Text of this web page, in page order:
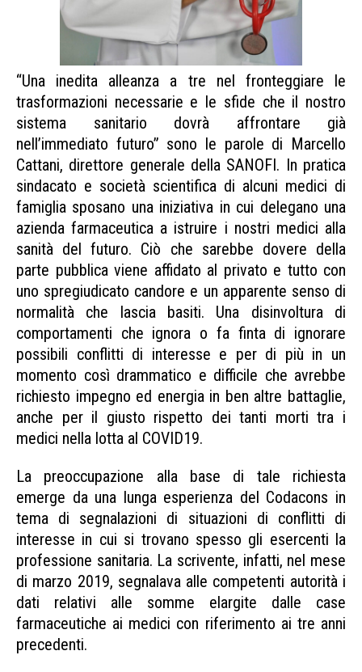
“Una inedita alleanza a tre nel fronteggiare le
trasformazioni necessarie e le sfide che il nostro
sistema sanitario dovrà affrontare già
nell’immediato futuro” sono le parole di Marcello
Cattani, direttore generale della SANOFI. In pratica
sindacato e società scientifica di alcuni medici di
famiglia sposano una iniziativa in cui delegano una
azienda farmaceutica a istruire i nostri medici alla
sanità del futuro. Ciò che sarebbe dovere della
parte pubblica viene affidato al privato e tutto con
uno spregiudicato candore e un apparente senso di
normalità che lascia basiti. Una disinvoltura di
comportamenti che ignora o fa finta di ignorare
possibili conflitti di interesse e per di più in un
momento così drammatico e difficile che avrebbe
richiesto impegno ed energia in ben altre battaglie,
anche per il giusto rispetto dei tanti morti tra i
medici nella lotta al COVID19.
La preoccupazione alla base di tale richiesta
emerge da una lunga esperienza del Codacons in
tema di segnalazioni di situazioni di conflitti di
interesse in cui si trovano spesso gli esercenti la
professione sanitaria. La scrivente, infatti, nel mese
di marzo 2019, segnalava alle competenti autorità i
dati relativi alle somme elargite dalle case
farmaceutiche ai medici con riferimento ai tre anni
precedenti.